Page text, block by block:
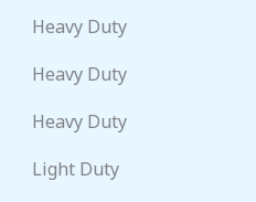
Heavy Duty
Heavy Duty
Heavy Duty
Light Duty